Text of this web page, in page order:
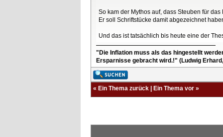
So kam der Mythos auf, dass Steuben für
Er soll Schriftstücke damit abgezeichnet
Und das ist tatsächlich bis heute eine der
"Die Inflation muss als das hingestellt
Ersparnisse gebracht wird.!" (Ludwig
« Ein Thema zurück Ein Thema vor »